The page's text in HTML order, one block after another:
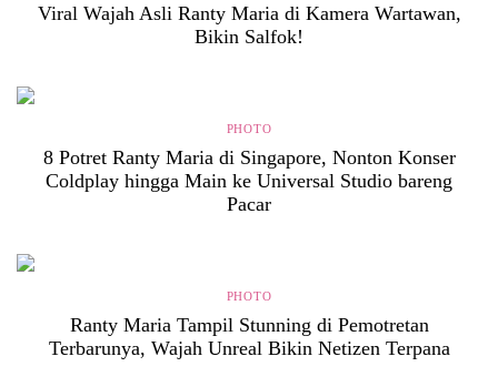
Viral Wajah Asli Ranty Maria di Kamera Wartawan,
Bikin Salfok!
PHOTO
8 Potret Ranty Maria di Singapore, Nonton Konser
Coldplay hingga Main ke Universal Studio bareng
Pacar
PHOTO
Ranty Maria Tampil Stunning di Pemotretan
Terbarunya, Wajah Unreal Bikin Netizen Terpana